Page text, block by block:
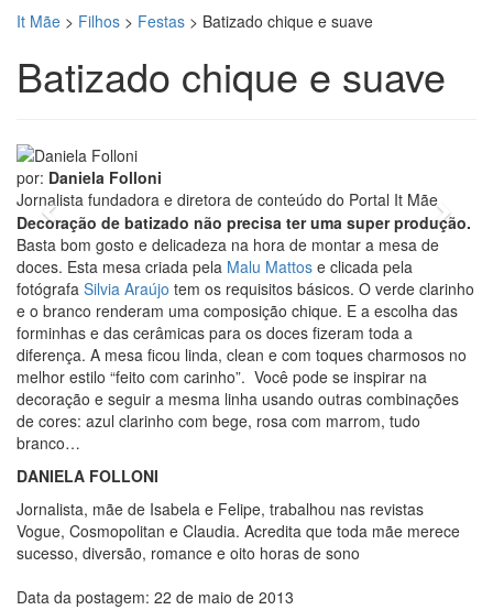
It Mãe > Filhos > Festas > Batizado chique e suave
Batizado chique e suave
por: Daniela Folloni
Jornalista fundadora e diretora de conteúdo do Portal It Mãe
Previous Next
Decoração de batizado não precisa ter uma super produção.
Basta bom gosto e delicadeza na hora de montar a mesa de
doces. Esta mesa criada pela Malu Mattos e clicada pela
fotógrafa Silvia Araújo tem os requisitos básicos. O verde clarinho
e o branco renderam uma composição chique. E a escolha das
forminhas e das cerâmicas para os doces fizeram toda a
diferença. A mesa ficou linda, clean e com toques charmosos no
melhor estilo “feito com carinho”. Você pode se inspirar na
decoração e seguir a mesma linha usando outras combinações
de cores: azul clarinho com bege, rosa com marrom, tudo
branco…
DANIELA FOLLONI
Jornalista, mãe de Isabela e Felipe, trabalhou nas revistas
Vogue, Cosmopolitan e Claudia. Acredita que toda mãe merece
sucesso, diversão, romance e oito horas de sono
Data da postagem: 22 de maio de 2013